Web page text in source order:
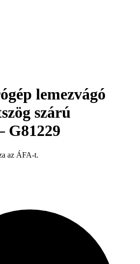
lemezvágó
szárú
G81229
az ÁFA-t.